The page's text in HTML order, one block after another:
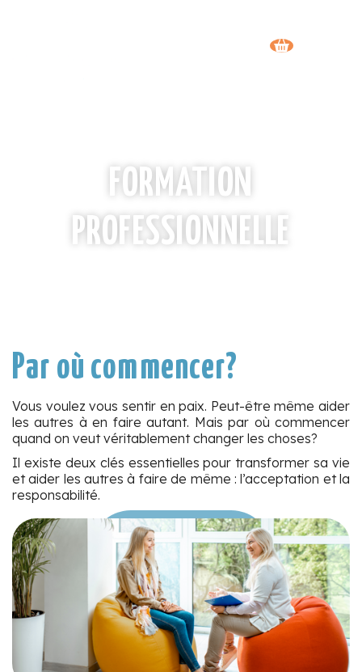
FORMATION
PROFESSIONNELLE
Par où commencer?
Vous voulez vous sentir en paix. Peut-être même aider
les autres à en faire autant. Mais par où commencer
quand on veut véritablement changer les choses?
Il existe deux clés essentielles pour transformer sa vie
et aider les autres à faire de même : l’acceptation et la
responsabilité.